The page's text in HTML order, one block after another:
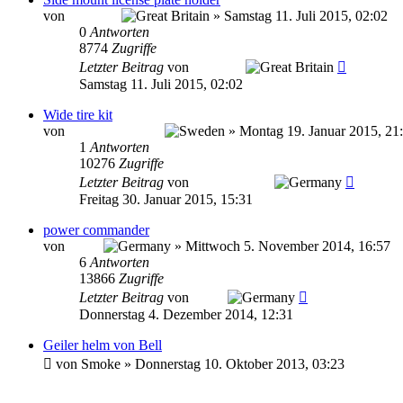
von
» Samstag 11. Juli 2015, 02:02
0 Antworten
8774 Zugriffe
Letzter Beitrag von
Samstag 11. Juli 2015, 02:02
Wide tire kit
von
» Montag 19. Januar 2015,
1 Antworten
10276 Zugriffe
Letzter Beitrag von
Freitag 30. Januar 2015, 15:31
power commander
von
» Mittwoch 5. November 2014, 16:57
6 Antworten
13866 Zugriffe
Letzter Beitrag von
Donnerstag 4. Dezember 2014, 12:31
Geiler helm von Bell
von Smoke » Donnerstag 10. Oktober 2013, 03:23